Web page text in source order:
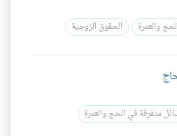
والعمرة الحقوق الزوجية
متفرقة في الحج والعمرة